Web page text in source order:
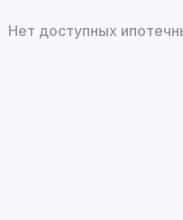
Нет доступных